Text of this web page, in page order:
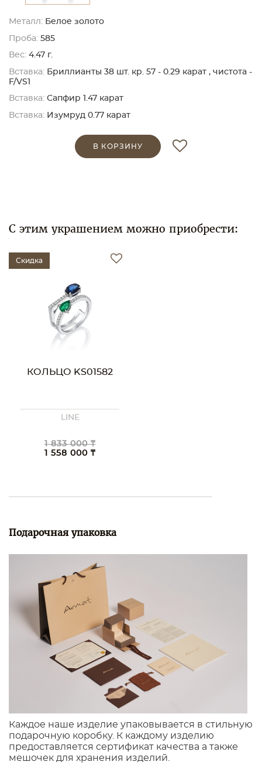
Металл: Белое золото
Проба: 585
Вес: 4.47 г.
Вставка: Бриллианты 38 шт. кр. 57 - 0.29 карат , чистота -
F/VS1
Вставка: Сапфир 1.47 карат
Вставка: Изумруд 0.77 карат
В КОРЗИНУ
С этим украшением можно приобрести:
Скидка
КОЛЬЦО KS01582
LINE
1 833 000 ₸
1 558 000 ₸
Подарочная упаковка
Каждое наше изделие упаковывается в стильную
подарочную коробку. К каждому изделию
предоставляется сертификат качества а также
мешочек для хранения изделий.